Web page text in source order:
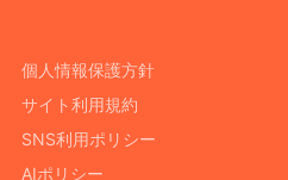
個人情報保護方針
サイト利用規約
SNS利用ポリシー
AIポリシー